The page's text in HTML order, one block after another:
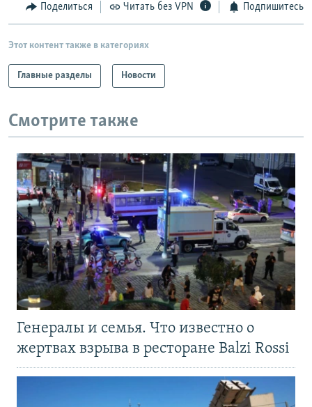
Поделиться Читать без VPN Подпишитесь
Этот контент также в категориях
Главные разделы Новости
Смотрите также
Генералы и семья. Что известно о
жертвах взрыва в ресторане Balzi Rossi